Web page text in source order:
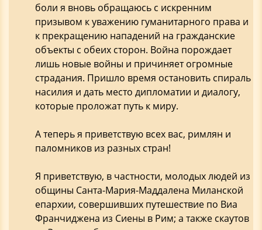
боли я вновь обращаюсь с искренним
призывом к уважению гуманитарного права и
к прекращению нападений на гражданские
объекты с обеих сторон. Война порождает
лишь новые войны и причиняет огромные
страдания. Пришло время остановить спираль
насилия и дать место дипломатии и диалогу,
которые проложат путь к миру.
А теперь я приветствую всех вас, римлян и
паломников из разных стран!
Я приветствую, в частности, молодых людей из
общины Санта-Мария-Маддалена Миланской
епархии, совершивших путешествие по Виа
Франчиджена из Сиены в Рим; а также скаутов